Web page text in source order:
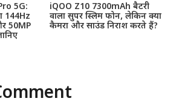
5G:
144Hz
50MP
iQOO Z10 7300mAh बैटरी
वाला सुपर स्लिम फोन, लेकिन क्या
कैमरा और साउंड निराश करते हैं?